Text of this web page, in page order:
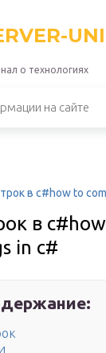
о технологиях
в c#how to
в
in c#